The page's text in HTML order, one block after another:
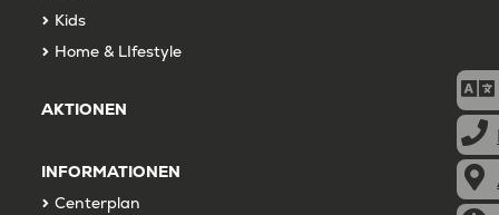
Kids
Home & LIfestyle
AKTIONEN
INFORMATIONEN
Centerplan